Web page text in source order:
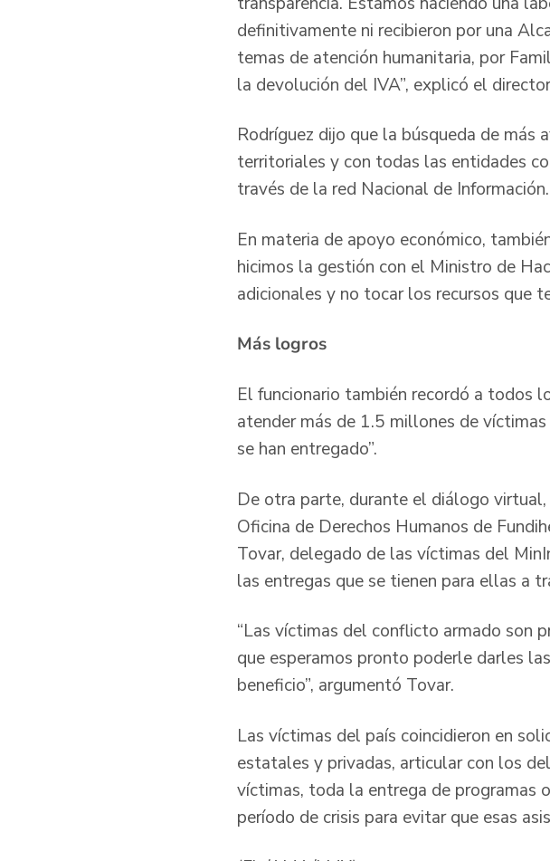
definitivamente ni recibieron por una
temas de atención humanitaria, por
la devolución del IVA”, explicó el
Rodríguez dijo que la búsqueda de más
territoriales y con todas las entidades
través de la red Nacional de
En materia de apoyo económico,
hicimos la gestión con el Ministro de
adicionales y no tocar los recursos que
Más logros
El funcionario también recordó a todos
atender más de 1.5 millones de
se han entregado”.
De otra parte, durante el diálogo
Oficina de Derechos Humanos de
Tovar, delegado de las víctimas del
las entregas que se tienen para ellas a
“Las víctimas del conflicto armado son
que esperamos pronto poderle darles
beneficio”, argumentó Tovar.
Las víctimas del país coincidieron en
estatales y privadas, articular con los
víctimas, toda la entrega de programas
período de crisis para evitar que esas